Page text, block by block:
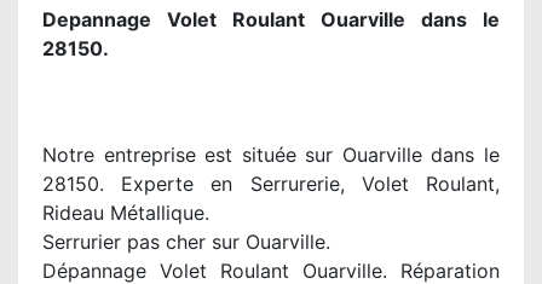
Depannage Volet Roulant Ouarville dans le
28150.
Notre entreprise est située sur Ouarville dans le
28150. Experte en Serrurerie, Volet Roulant,
Rideau Métallique.
Serrurier pas cher sur Ouarville.
Dépannage Volet Roulant Ouarville. Réparation